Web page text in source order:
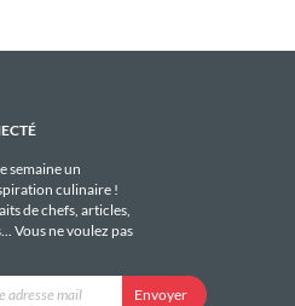
semaine un
culinaire !
de chefs, articles,
Vous ne voulez pas